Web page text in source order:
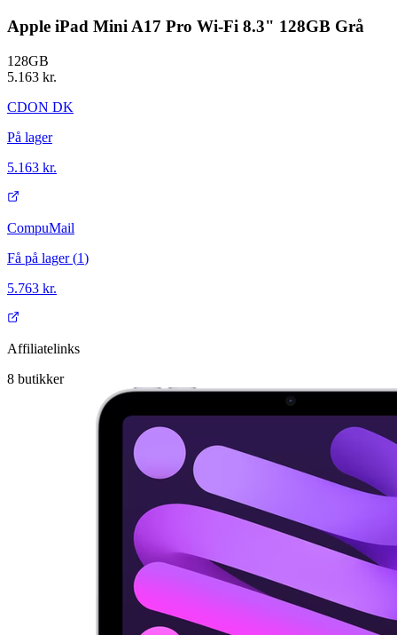
Apple iPad Mini A17 Pro Wi-Fi 8.3" 128GB Grå
128GB
5.163 kr.
CDON DK
På lager
5.163 kr.
CompuMail
Få på lager (1)
5.763 kr.
Affiliatelinks
8 butikker